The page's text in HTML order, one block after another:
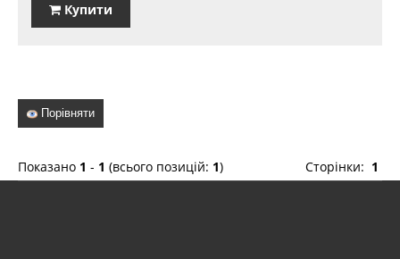
Купити
Порівняти
Сторінки: 1
Показано 1 - 1 (всього позицій: 1)